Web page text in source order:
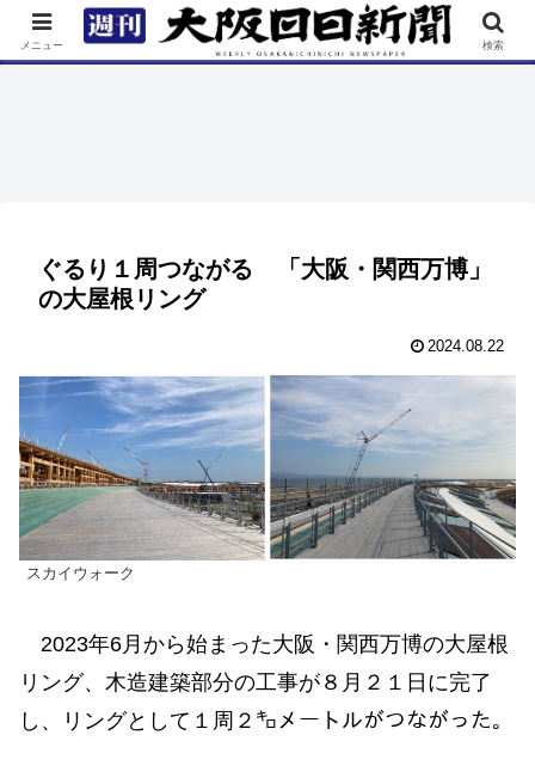
TOP 特集 ニュース 連載 街ネタ イベント
ぐるり１周つながる 「大阪・関西万博」
の大屋根リング
2024.08.22
スカイウォーク
2023年6月から始まった大阪・関西万博の大屋根
リング、木造建築部分の工事が８月２１日に完了
し、リングとして１周２㌔メートルがつながった。
メニュー 検索